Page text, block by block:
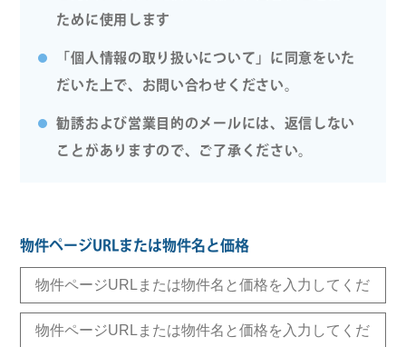
ために使用します
「個人情報の取り扱いについて」に同意をいた
だいた上で、お問い合わせください。
勧誘および営業目的のメールには、返信しない
ことがありますので、ご了承ください。
物件ページURLまたは物件名と価格